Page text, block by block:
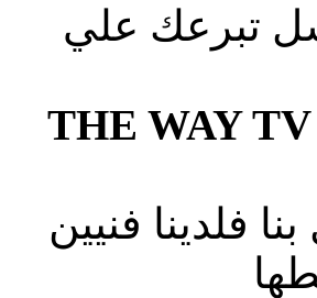
تبرعك علي
THE WAY TV
فلدينا فنيين